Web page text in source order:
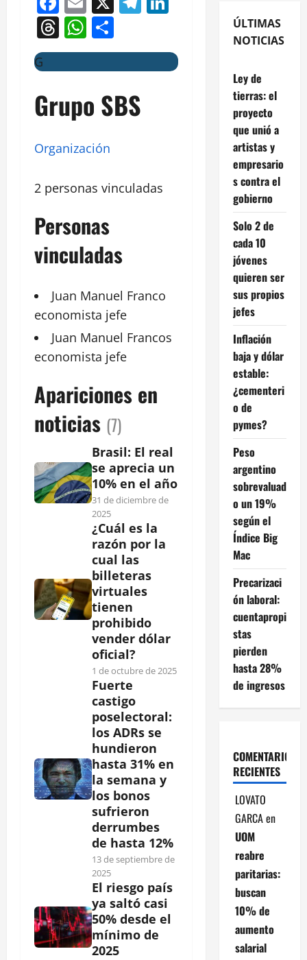
Threads
WhatsApp
G
Grupo SBS
Organización
2 personas vinculadas
Personas
vinculadas
Juan Manuel Franco
economista jefe
Juan Manuel Francos
economista jefe
Apariciones en
noticias (7)
Brasil: El real
se aprecia un
10% en el año
31 de diciembre de
2025
¿Cuál es la
razón por la
cual las
billeteras
virtuales
tienen
prohibido
vender dólar
oficial?
1 de octubre de 2025
Fuerte
castigo
poselectoral:
los ADRs se
hundieron
hasta 31% en
la semana y
los bonos
sufrieron
derrumbes
de hasta 12%
13 de septiembre de
2025
El riesgo país
ya saltó casi
50% desde el
mínimo de
2025
ÚLTIMAS
NOTICIAS
Ley de
tierras: el
proyecto
que unió a
artistas y
empresario
s contra el
gobierno
Solo 2 de
cada 10
jóvenes
quieren ser
sus propios
jefes
Inflación
baja y dólar
estable:
¿cementeri
o de
pymes?
Peso
argentino
sobrevaluad
o un 19%
según el
Índice Big
Mac
Precarizaci
ón laboral:
cuentapropi
stas
pierden
hasta 28%
de ingresos
COMENTARIOS
RECIENTES
LOVATO
GARCAen
UOM
reabre
paritarias:
buscan
10% de
aumento
salarial